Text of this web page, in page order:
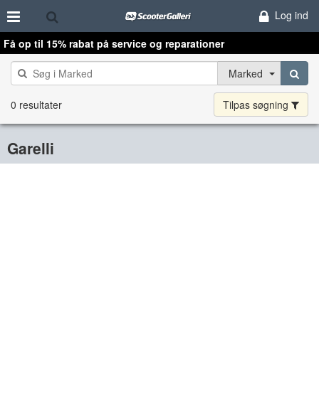
Log ind
Få op til 15% rabat på service og reparationer
Marked
0 resultater Tilpas søgning
Garelli